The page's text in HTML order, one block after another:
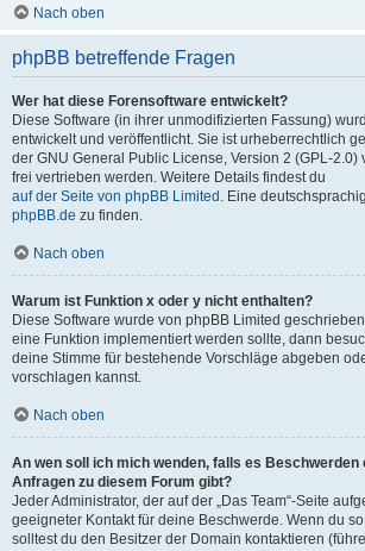
Nach oben
phpBB betreffende Fragen
Wer hat diese Forensoftware entwickelt?
Diese Software (in ihrer unmodifizierten Fassung)
entwickelt und veröffentlicht. Sie ist urheberrechtlich
der GNU General Public License, Version 2 (GPL-2.0)
frei vertrieben werden. Weitere Details findest du
auf der Seite von phpBB Limited . Eine
phpBB.de zu finden.
Nach oben
Warum ist Funktion x oder y nicht enthalten?
Diese Software wurde von phpBB Limited
eine Funktion implementiert werden sollte, dann
deine Stimme für bestehende Vorschläge abgeben
vorschlagen kannst.
Nach oben
An wen soll ich mich wenden, falls es
Anfragen zu diesem Forum gibt?
Jeder Administrator, der auf der „Das Team“-Seite
geeigneter Kontakt für deine Beschwerde. Wenn du
solltest du den Besitzer der Domain kontaktieren